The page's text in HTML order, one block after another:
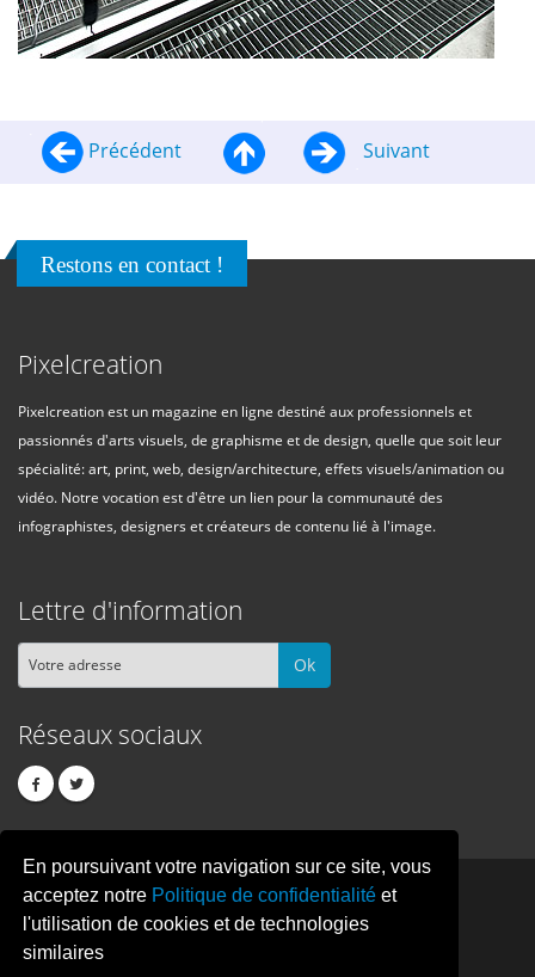
En poursuivant votre navigation sur ce site, vous
acceptez notre Politique de confidentialité et
l'utilisation de cookies et de technologies
similaires
Précédent Suivant
Restons en contact !
Pixelcreation
Pixelcreation est un magazine en ligne destiné aux professionnels et
passionnés d'arts visuels, de graphisme et de design, quelle que soit leur
spécialité: art, print, web, design/architecture, effets visuels/animation ou
vidéo. Notre vocation est d'être un lien pour la communauté des
infographistes, designers et créateurs de contenu lié à l'image.
Lettre d'information
Ok
Réseaux sociaux
PIXELCREATION